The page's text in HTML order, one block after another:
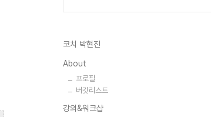
코치 박현진
About
프로필
버킷리스트
강의&워크샵